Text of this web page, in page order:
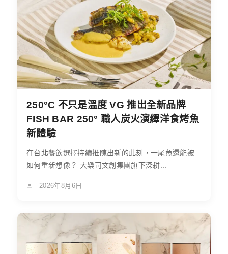
250°C 不只是溫度 VG 推出全新品牌
FISH BAR 250° 職人炭火演繹洋食烤魚
新體驗
在台北餐飲選擇持續推陳出新的此刻，一尾魚還能被
如何重新想像？ 大樂司文創集團旗下深耕...
2026年8月6日